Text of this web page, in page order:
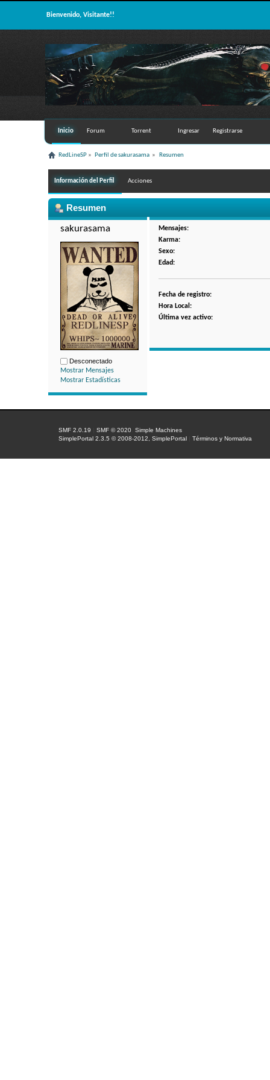
Bienvenido, Visitante!!
Inicio Forum Torrent Ingresar Registrarse
RedLineSP » Perfil de sakurasama » Resumen
Información del Perfil Acciones
Resumen
sakurasama
Desconectado
Mostrar Mensajes
Mostrar Estadísticas
Mensajes:
Karma:
Sexo:
Edad:
Fecha de registro:
Hora Local:
Última vez activo:
SMF 2.0.19 |SMF © 2020 ,Simple Machines
SimplePortal 2.3.5 © 2008-2012, SimplePortal
|Términos y Normativa